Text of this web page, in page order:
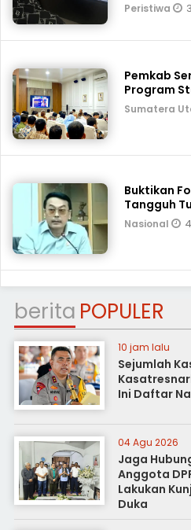
Peristiwa
Pemkab
Program
Sumatera
Buktikan
Tangguh
Nasional
berita POPULER
10 jam lalu
Sejumlah
Ini Daftar
04 Agu 2026
Jaga
Anggota
Lakukan
Duka